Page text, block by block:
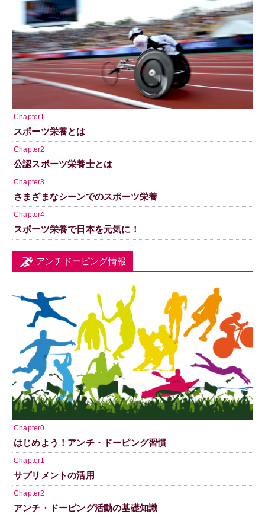
Chapter1
スポーツ栄養とは
Chapter2
公認スポーツ栄養士とは
Chapter3
さまざまなシーンでのスポーツ栄養
Chapter4
スポーツ栄養で日本を元気に！
アンチドーピング情報
Chapter0
はじめよう！アンチ・ドーピング習慣
Chapter1
サプリメントの活用
Chapter2
アンチ・ドーピング活動の基礎知識